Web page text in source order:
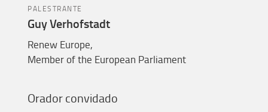
PALESTRANTE
Guy Verhofstadt
Renew Europe,
Member of the European Parliament
Oradorconvidado